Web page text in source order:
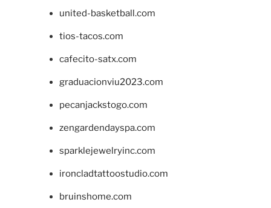
united-basketball.com
tios-tacos.com
cafecito-satx.com
graduacionviu2023.com
pecanjackstogo.com
zengardendayspa.com
sparklejewelryinc.com
ironcladtattoostudio.com
bruinshome.com